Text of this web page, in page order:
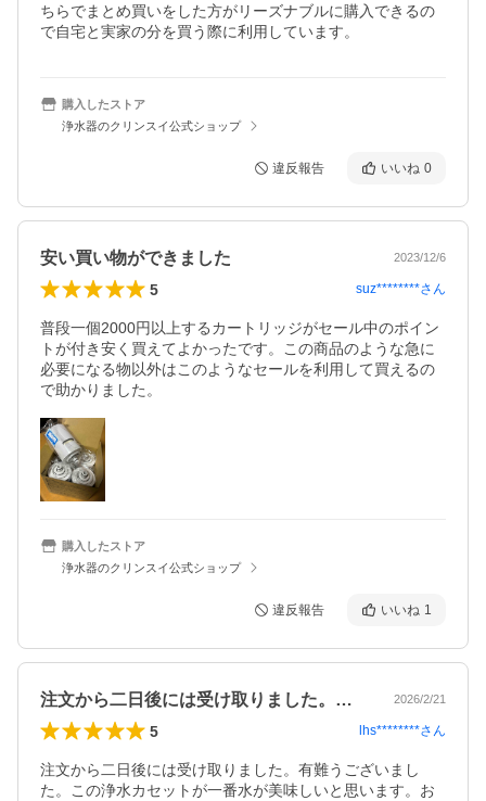
ちらでまとめ買いをした方がリーズナブルに購入できるの
で自宅と実家の分を買う際に利用しています。
購入したストア
浄水器のクリンスイ公式ショップ
違反報告 いいね 0
安い買い物ができました 2023/12/6
5 suz********さん
普段一個2000円以上するカートリッジがセール中のポイン
トが付き安く買えてよかったです。この商品のような急に
必要になる物以外はこのようなセールを利用して買えるの
で助かりました。
購入したストア
浄水器のクリンスイ公式ショップ
違反報告 いいね 1
注文から二日後には受け取りました。有難… 2026/2/21
5 lhs********さん
注文から二日後には受け取りました。有難うございまし
た。この浄水カセットが一番水が美味しいと思います。お